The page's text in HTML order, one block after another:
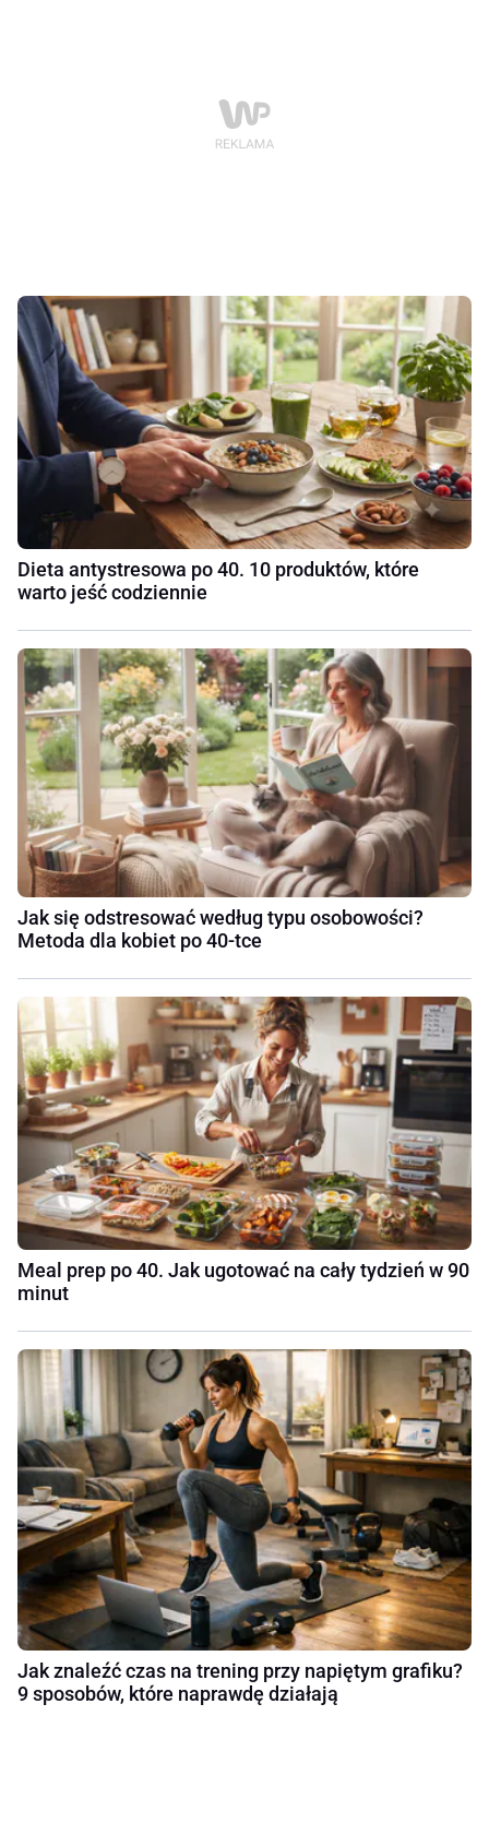
Dieta antystresowa po 40. 10 produktów, które
warto jeść codziennie
Jak się odstresować według typu osobowości?
Metoda dla kobiet po 40-tce
Meal prep po 40. Jak ugotować na cały tydzień w 90
minut
Jak znaleźć czas na trening przy napiętym grafiku?
9 sposobów, które naprawdę działają